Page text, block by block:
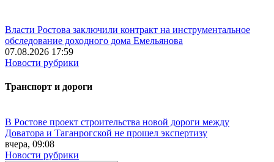
Власти Ростова заключили контракт на инструментальное
обследование доходного дома Емельянова
07.08.2026 17:59
Новости рубрики
Транспорт и дороги
В Ростове проект строительства новой дороги между
Доватора и Таганрогской не прошел экспертизу
вчера, 09:08
Новости рубрики